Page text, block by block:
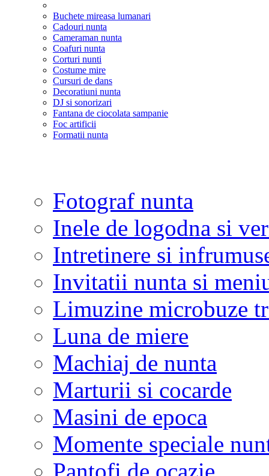
Buchete mireasa lumanari
Cadouri nunta
Cameraman nunta
Coafuri nunta
Corturi nunti
Costume mire
Cursuri de dans
Decoratiuni nunta
DJ si sonorizari
Fantana de ciocolata sampanie
Foc artificii
Formatii nunta
Fotograf nunta
Inele de logodna si
Intretinere si
Invitatii nunta si
Limuzine microbuze
Luna de miere
Machiaj de nunta
Marturii si cocarde
Masini de epoca
Momente speciale
Pantofi de ocazie